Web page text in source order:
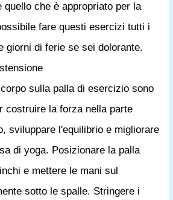
che è appropriato per la
fare questi esercizi tutti i
giorni di ferie se sei dolorante.
sulla palla di esercizio sono
costruire la forza nella parte
sviluppare l'equilibrio e migliorare
di yoga. Posizionare la palla
e mettere le mani sul
sotto le spalle. Stringere i